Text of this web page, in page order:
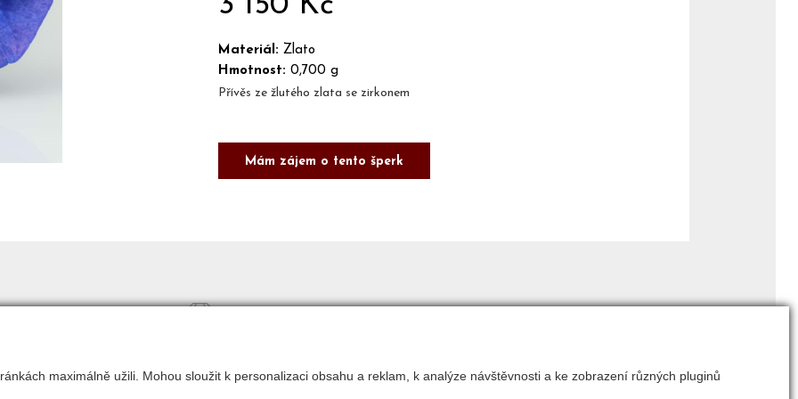
maximálně užili. Mohou sloužit k personalizaci obsahu a reklam, k analýze návštěvnosti a ke zobrazení různých pluginů
Materiál: Zlato
Hmotnost: 0,700 g
Přívěs ze žlutého zlata se zirkonem
Mám zájem o tento šperk